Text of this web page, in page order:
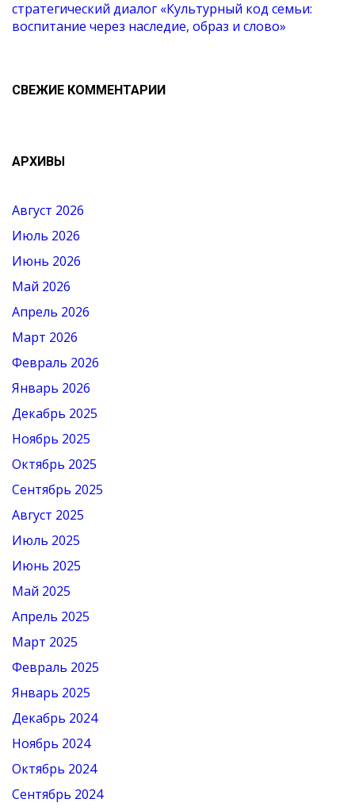
стратегический диалог «Культурный код семьи:
воспитание через наследие, образ и слово»
СВЕЖИЕ КОММЕНТАРИИ
АРХИВЫ
Август 2026
Июль 2026
Июнь 2026
Май 2026
Апрель 2026
Март 2026
Февраль 2026
Январь 2026
Декабрь 2025
Ноябрь 2025
Октябрь 2025
Сентябрь 2025
Август 2025
Июль 2025
Июнь 2025
Май 2025
Апрель 2025
Март 2025
Февраль 2025
Январь 2025
Декабрь 2024
Ноябрь 2024
Октябрь 2024
Сентябрь 2024